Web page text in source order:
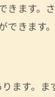
ップ家事
行会社の
事代行の
きます。
できます。
ます。